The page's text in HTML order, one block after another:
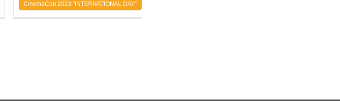
CinemaCon 2023 “INTERNATIONAL DAY”